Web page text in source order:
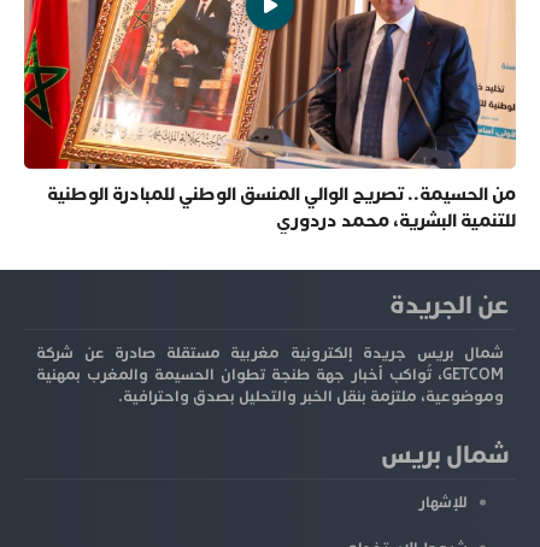
من الحسيمة.. تصريح الوالي المنسق الوطني للمبادرة الوطنية
للتنمية البشرية، محمد دردوري
عن الجريدة
شمال بريس جريدة إلكترونية مغربية مستقلة صادرة عن شركة
GETCOM، تُواكب أخبار جهة طنجة تطوان الحسيمة والمغرب بمهنية
وموضوعية، ملتزمة بنقل الخبر والتحليل بصدق واحترافية.
شمال بريس
للإشهار